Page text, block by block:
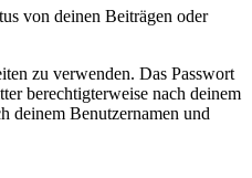
von deinen Beiträgen oder
zu verwenden. Das Passwort
berechtigterweise nach deinem
deinem Benutzernamen und